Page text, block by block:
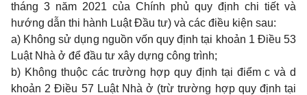
tháng 3 năm 2021 của Chính phủ quy định chi tiết và
hướng dẫn thi hành Luật Đầu tư) và các điều kiện sau:
a) Không sử dụng nguồn vốn quy định tại khoản 1 Điều 53
Luật Nhà ở để đầu tư xây dựng công trình;
b) Không thuộc các trường hợp quy định tại điểm c và d
khoản 2 Điều 57 Luật Nhà ở (trừ trường hợp quy định tại